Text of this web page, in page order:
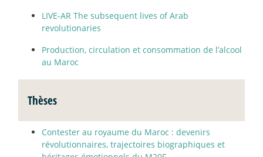
LIVE-AR The subsequent lives of Arab
revolutionaries
Production, circulation et consommation de l’alcool
au Maroc
Thèses
Contester au royaume du Maroc : devenirs
révolutionnaires, trajectoires biographiques et